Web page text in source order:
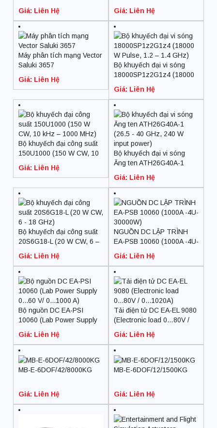
Giá: Liên Hệ
Giá: Liên Hệ
Máy phân tích mạng Vector
Saluki 3657
Giá: Liên Hệ
Bộ khuyếch đại vi sóng
18000SP1z2G1z4 (18000
Giá: Liên Hệ
Bộ khuyếch đại công suất
150U1000 (150 W CW, 10
Giá: Liên Hệ
Bộ khuyếch đại vi sóng
Ăng ten ATH26G40A-1
input power)
Giá: Liên Hệ
Bộ khuyếch đại công suất
20S6G18-L (20 W CW, 6 –
Giá: Liên Hệ
NGUỒN DC LẬP TRÌNH
EA-PSB 10060 (1000A -4U-
Giá: Liên Hệ
Bộ nguồn DC EA-PSI
10060 (Lab Power Supply
Giá: Liên Hệ
Tải điện tử DC EA-EL 9080
(Electronic load 0…80V /
Giá: Liên Hệ
MB-E-6DOF/42/8000KG
Giá: Liên Hệ
MB-E-6DOF/12/1500KG
Giá: Liên Hệ